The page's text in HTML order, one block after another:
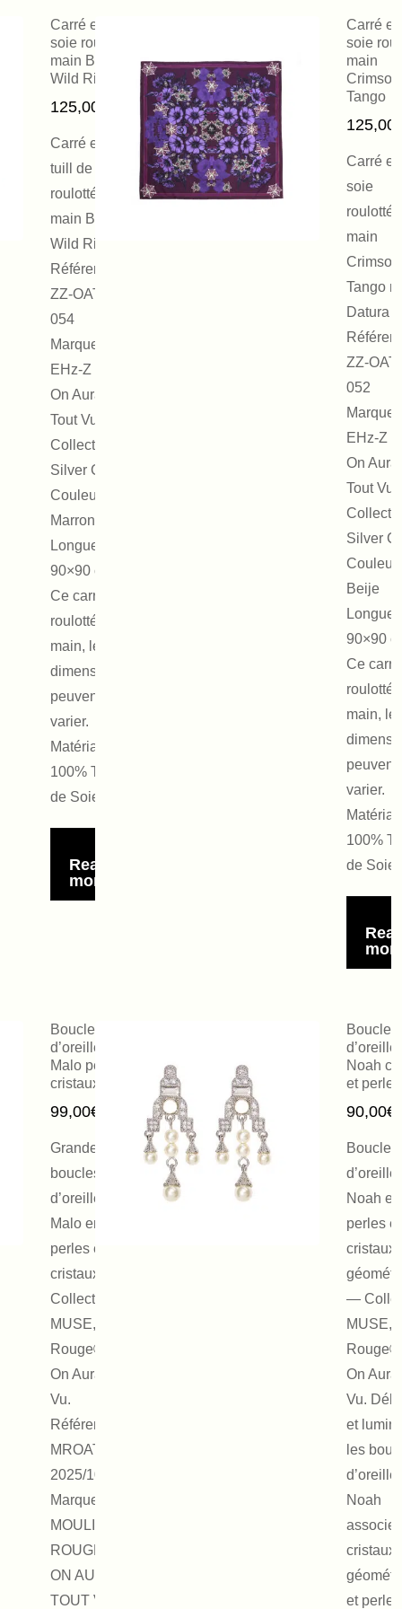
Carré en
soie roulotté
main Brown
Wild Rice
125,00
Carré en
tuill de soie
roulotté à la
main Brown
Wild Rice.
Référence :
ZZ-OATV
054
Marque :
EHz-Z by
On Aura
Tout Vu
Collection :
Silver Canle
Couleur :
Marron
Longueur :
90×90 cm.
Ce carré est
roulotté à la
main, les
dimensions
peuvent
varier.
Matériaux :
100% Twill
de Soie
Read
more
Carré en
soie
main
Crimson
Tango
125,00
Carré en
soie
roulotté
main
Crimson
Tango
Datura
ZZ-
052
Marque :
EHz-Z
On Aura
Tout Vu
Silver
Couleur
Beije
90×90
Ce
roulotté
main,
peuvent
varier.
100%
de Soie
Boucles
d’oreilles
Malo perles et
cristaux
99,00€
Grandes
boucles
d’oreilles
Malo en
perles et
cristaux —
Collection
MUSE, Moulin
Rouge® by
On Aura Tout
Vu.
Référence :
MROATV
2025/1015
Marque :
MOULIN
ROUGE ® by
ON AURA
TOUT VU
Boucles
Noah
et perles
90,00€
Boucles
Noah en
perles et
cristaux
—
MUSE,
On Aura
Vu.
et
les
Noah
cristaux
et perles